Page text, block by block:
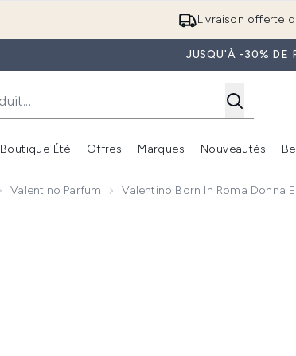
Livraison offerte
JUSQU'À -30% DE
Boutique Été
Accédez au sous-menu (Boutique
Offres
Accédez au
Marques Nouveautés
Valentino Parfum Valentino Born In Roma Donna